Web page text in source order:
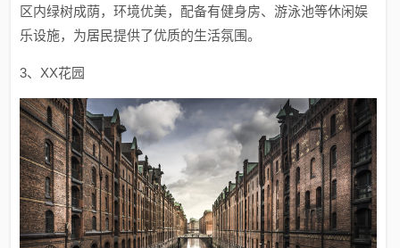
区内绿树成荫，环境优美，配备有健身房、游泳池等休闲娱
乐设施，为居民提供了优质的生活氛围。
3、XX花园